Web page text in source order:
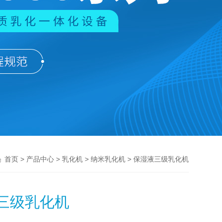
首页> 产品中心> 乳化机> 纳米乳化机> 保湿液三级乳化机
级乳化机